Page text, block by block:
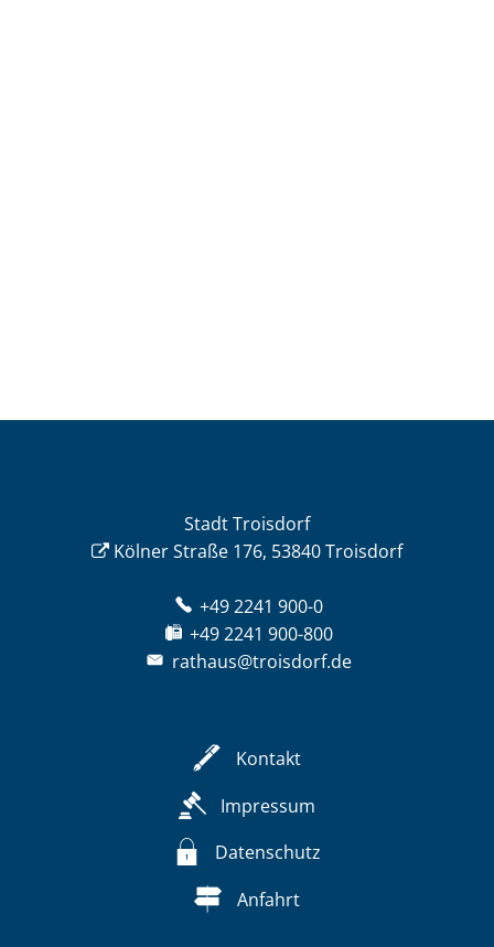
Stadt Troisdorf
Kölner Straße 176, 53840 Troisdorf
+49 2241 900-0
+49 2241 900-800
rathaus@troisdorf.de
Kontakt
Impressum
Datenschutz
Anfahrt